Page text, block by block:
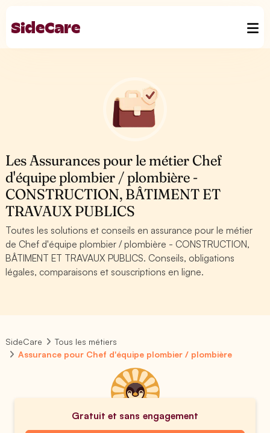
Les Assurances pour le métier Chef
d'équipe plombier / plombière -
CONSTRUCTION, BÂTIMENT ET
TRAVAUX PUBLICS
Toutes les solutions et conseils en assurance pour le métier
de Chef d'équipe plombier / plombière - CONSTRUCTION,
BÂTIMENT ET TRAVAUX PUBLICS. Conseils, obligations
légales, comparaisons et souscriptions en ligne.
SideCare
Tous les métiers
Assurance pour Chef d'équipe plombier / plombière
Gratuit et sans engagement